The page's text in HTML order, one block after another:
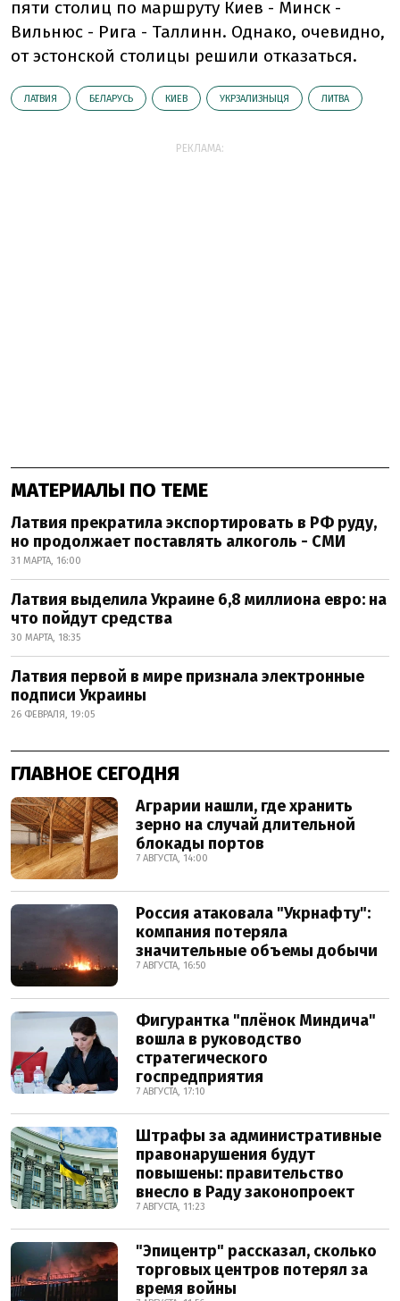
пяти столиц по маршруту Киев - Минск -
Вильнюс - Рига - Таллинн. Однако, очевидно,
от эстонской столицы решили отказаться.
ЛАТВИЯ БЕЛАРУСЬ КИЕВ УКРЗАЛИЗНЫЦЯ ЛИТВА
РЕКЛАМА:
МАТЕРИАЛЫ ПО ТЕМЕ
Латвия прекратила экспортировать в РФ руду,
но продолжает поставлять алкоголь - СМИ
31 МАРТА, 16:00
Латвия выделила Украине 6,8 миллиона евро: на
что пойдут средства
30 МАРТА, 18:35
Латвия первой в мире признала электронные
подписи Украины
26 ФЕВРАЛЯ, 19:05
ГЛАВНОЕ СЕГОДНЯ
Аграрии нашли, где хранить
зерно на случай длительной
блокады портов
7 АВГУСТА, 14:00
Россия атаковала "Укрнафту":
компания потеряла
значительные объемы добычи
7 АВГУСТА, 16:50
Фигурантка "плёнок Миндича"
вошла в руководство
стратегического
госпредприятия
7 АВГУСТА, 17:10
Штрафы за административные
правонарушения будут
повышены: правительство
внесло в Раду законопроект
7 АВГУСТА, 11:23
"Эпицентр" рассказал, сколько
торговых центров потерял за
время войны